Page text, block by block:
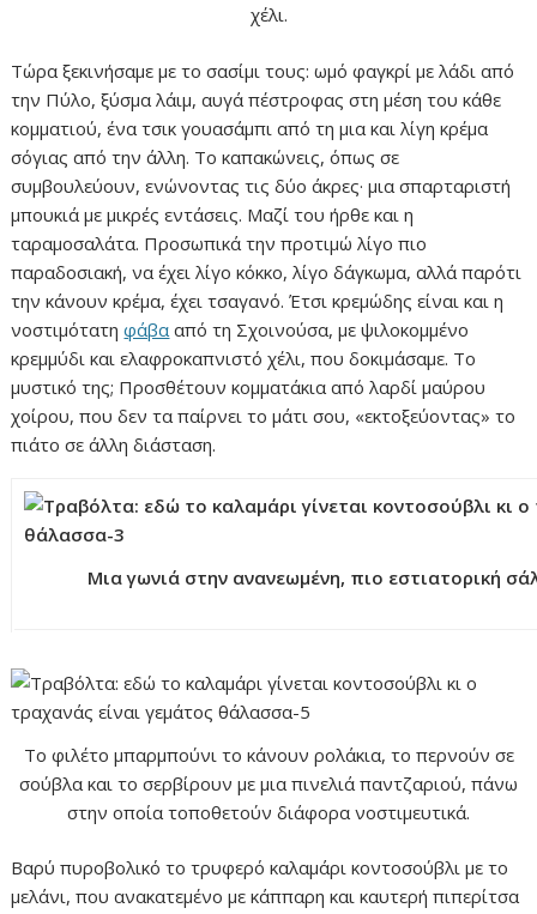
χέλι.
Τώρα ξεκινήσαμε με το σασίμι τους: ωμό φαγκρί με λάδι από
την Πύλο, ξύσμα λάιμ, αυγά πέστροφας στη μέση του κάθε
κομματιού, ένα τσικ γουασάμπι από τη μια και λίγη κρέμα
σόγιας από την άλλη. Το καπακώνεις, όπως σε
συμβουλεύουν, ενώνοντας τις δύο άκρες· μια σπαρταριστή
μπουκιά με μικρές εντάσεις. Μαζί του ήρθε και η
ταραμοσαλάτα. Προσωπικά την προτιμώ λίγο πιο
παραδοσιακή, να έχει λίγο κόκκο, λίγο δάγκωμα, αλλά παρότι
την κάνουν κρέμα, έχει τσαγανό. Έτσι κρεμώδης είναι και η
νοστιμότατηφάβα από τη Σχοινούσα, με ψιλοκομμένο
κρεμμύδι και ελαφροκαπνιστό χέλι, που δοκιμάσαμε. Το
μυστικό της; Προσθέτουν κομματάκια από λαρδί μαύρου
χοίρου, που δεν τα παίρνει το μάτι σου, «εκτοξεύοντας» το
πιάτο σε άλλη διάσταση.
Μια γωνιά στην ανανεωμένη, πιο εστιατορική
Το φιλέτο μπαρμπούνι το κάνουν ρολάκια, το περνούν σε
σούβλα και το σερβίρουν με μια πινελιά παντζαριού, πάνω
στην οποία τοποθετούν διάφορα νοστιμευτικά.
Βαρύ πυροβολικό το τρυφερό καλαμάρι κοντοσούβλι με το
μελάνι, που ανακατεμένο με κάππαρη και καυτερή πιπερίτσα